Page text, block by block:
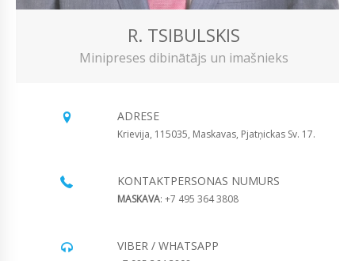
R. TSIBULSKIS
Minipreses dibinātājs un imašnieks
ADRESE
Krievija, 115035, Maskavas, Pjatņickas Sv. 17.
KONTAKTPERSONAS NUMURS
MASKAVA: +7 495 364 3808
VIBER / WHATSAPP